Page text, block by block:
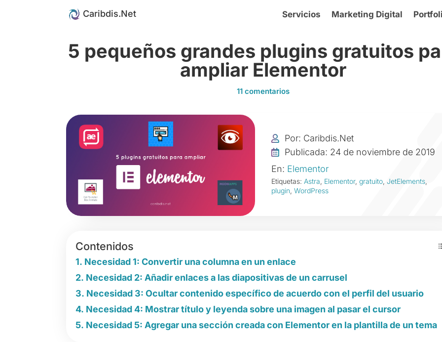
Servicios Marketing Digital
5 pequeños grandes plugins gratuitos
ampliar Elementor
11 comentarios
 Por: Caribdis.Net

Publicada: 24 de noviembre de 2019
En: Elementor
Etiquetas: Astra, Elementor, gratuito, JetElements,
plugin, WordPress
Contenidos
Necesidad 1: Convertir una columna en un enlace
Necesidad 2: Añadir enlaces a las diapositivas de un carrusel
Necesidad 3: Ocultar contenido específico de acuerdo con el perfil del usuario
Necesidad 4: Mostrar título y leyenda sobre una imagen al pasar el cursor
Necesidad 5: Agregar una sección creada con Elementor en la plantilla de un tema